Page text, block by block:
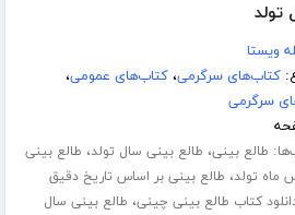
تولد
ویستا
کتاب‌های سرگرمی،کتاب‌های عمومی،
سرگرمی
طالع بینی، طالع بینی سال تولد، طالع بینی
ماه تولد، طالع بینی بر اساس تاریخ دقیق
کتاب طالع بینی چینی، طالع بینی سال